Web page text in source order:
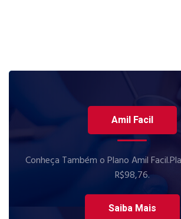
Amil Facil
Conheça Também o Plano Amil
R$98,76.
Saiba Mais